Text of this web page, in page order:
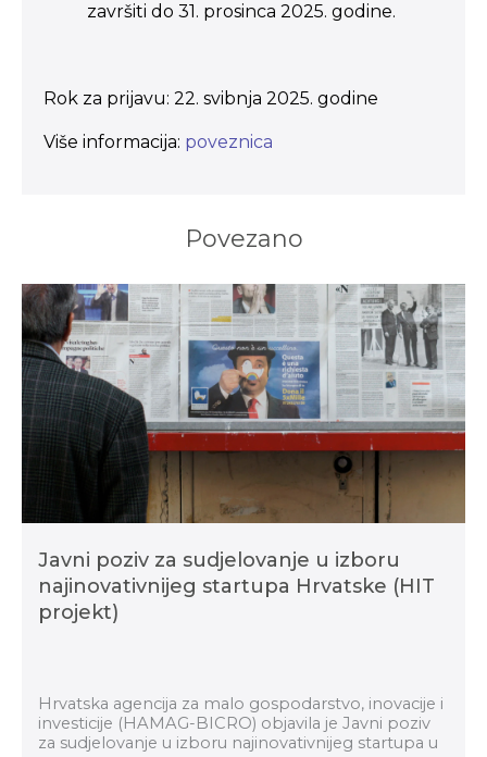
završiti do 31. prosinca 2025. godine.
Rok za prijavu: 22. svibnja 2025. godine
Više informacija: poveznica
Povezano
Javni poziv za sudjelovanje u izboru
najinovativnijeg startupa Hrvatske (HIT
projekt)
Hrvatska agencija za malo gospodarstvo, inovacije i
investicije (HAMAG-BICRO) objavila je Javni poziv
za sudjelovanje u izboru najinovativnijeg startupa u